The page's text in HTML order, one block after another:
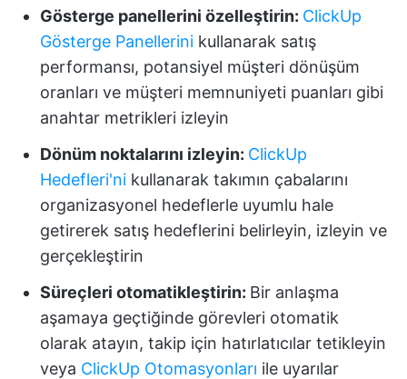
Gösterge panellerini özelleştirin: ClickUp
Gösterge Panellerini kullanarak satış
performansı, potansiyel müşteri dönüşüm
oranları ve müşteri memnuniyeti puanları gibi
anahtar metrikleri izleyin
Dönüm noktalarını izleyin: ClickUp
Hedefleri'ni kullanarak takımın çabalarını
organizasyonel hedeflerle uyumlu hale
getirerek satış hedeflerini belirleyin, izleyin ve
gerçekleştirin
Süreçleri otomatikleştirin: Bir anlaşma
aşamaya geçtiğinde görevleri otomatik
olarak atayın, takip için hatırlatıcılar tetikleyin
veya ClickUp Otomasyonları ile uyarılar